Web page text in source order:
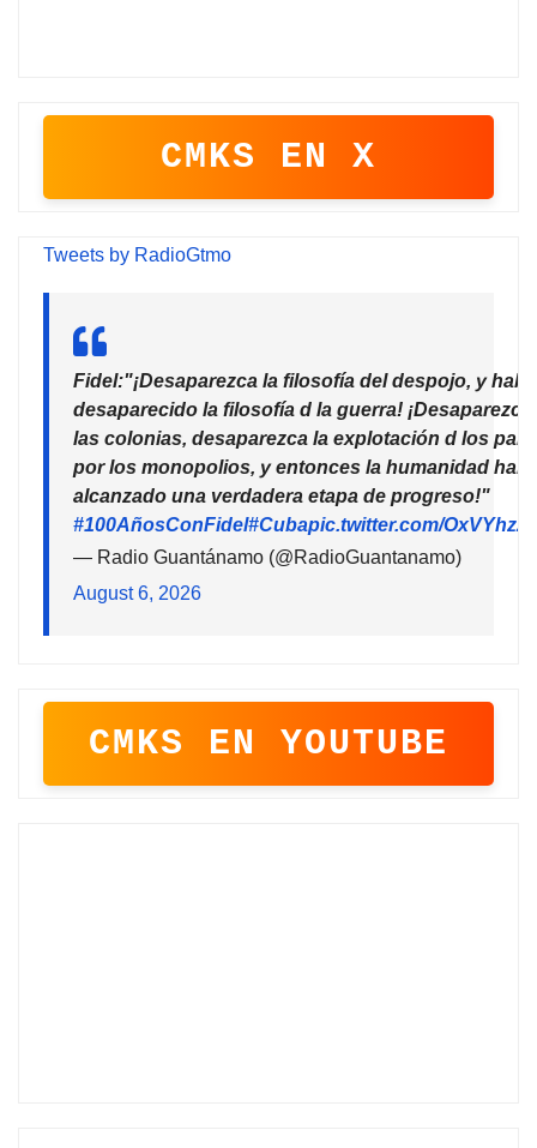
CMKS EN X
Tweets by RadioGtmo
Fidel:"¡Desaparezca la filosofía del despojo, y
desaparecido la filosofía d la guerra!
las colonias, desaparezca la explotación d los
por los monopolios, y entonces la humanidad
alcanzado una verdadera etapa de progreso!"
#100AñosConFidel#Cubapic.twitter.com/
— Radio Guantánamo (@RadioGuantanamo)
August 6, 2026
CMKS EN YOUTUBE